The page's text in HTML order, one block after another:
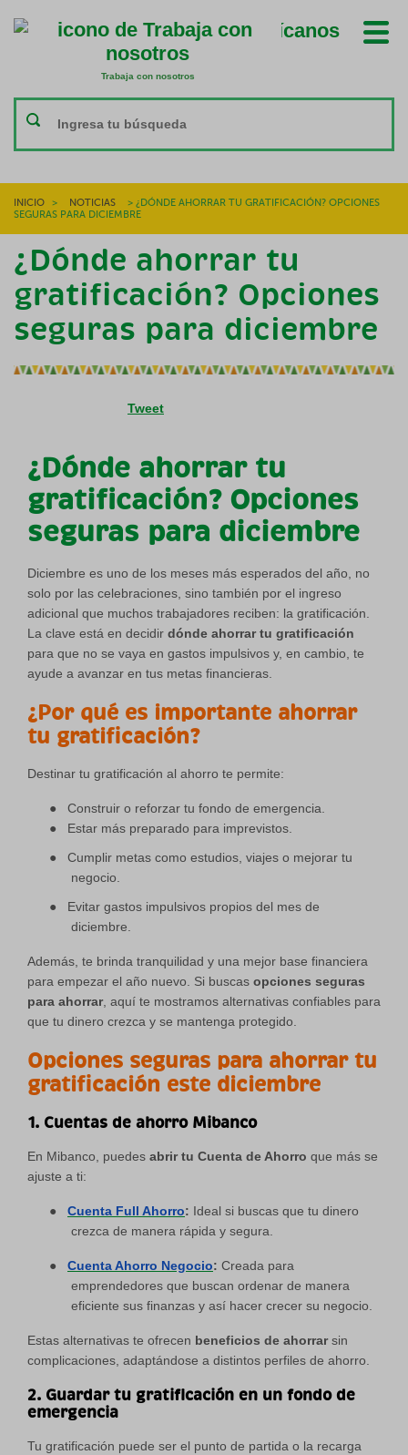
Trabaja con nosotros
Trabaja con nosotros
INICIO > NOTICIAS > ¿DÓNDE AHORRAR TU GRATIFICACIÓN? OPCIONES
SEGURAS PARA DICIEMBRE
¿Dónde ahorrar tu
gratificación? Opciones
seguras para diciembre
Tweet
¿Dónde ahorrar tu
gratificación? Opciones
seguras para diciembre
Diciembre es uno de los meses más esperados del año, no
solo por las celebraciones, sino también por el ingreso
adicional que muchos trabajadores reciben: la gratificación.
La clave está en decidir dónde ahorrar tu gratificación
para que no se vaya en gastos impulsivos y, en cambio, te
ayude a avanzar en tus metas financieras.
¿Por qué es importante ahorrar
tu gratificación?
Destinar tu gratificación al ahorro te permite:
●
Construir o reforzar tu fondo de emergencia.
●
Estar más preparado para imprevistos.
●
Cumplir metas como estudios, viajes o mejorar tu
negocio.
●
Evitar gastos impulsivos propios del mes de
diciembre.
Además, te brinda tranquilidad y una mejor base financiera
para empezar el año nuevo. Si buscas opciones seguras
para ahorrar, aquí te mostramos alternativas confiables para
que tu dinero crezca y se mantenga protegido.
Opciones seguras para ahorrar tu
gratificación este diciembre
1. Cuentas de ahorro Mibanco
En Mibanco, puedes abrir tu Cuenta de Ahorro que más se
ajuste a ti:
● Cuenta Full Ahorro: Ideal si buscas que tu dinero
crezca de manera rápida y segura.
● Cuenta Ahorro Negocio: Creada para
emprendedores que buscan ordenar de manera
eficiente sus finanzas y así hacer crecer su negocio.
Estas alternativas te ofrecen beneficios de ahorrarsin
complicaciones, adaptándose a distintos perfiles de ahorro.
2. Guardar tu gratificación en un fondo de
emergencia
Tu gratificación puede ser el punto de partida o la recarga